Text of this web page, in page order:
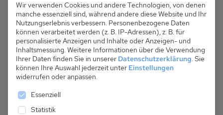
Wir verwenden Cookies und andere Technologien, von denen
manche essenziell sind, während andere diese Website und Ihr
Nutzungserlebnis verbessern. Personenbezogene Daten
können verarbeitet werden (z. B. IP-Adressen), z. B. für
personalisierte Anzeigen und Inhalte oder Anzeigen- und
Inhaltsmessung. Weitere Informationen über die Verwendung
Ihrer Daten finden Sie in unserer Datenschutzerklärung. Sie
können Ihre Auswahl jederzeit unter Einstellungen
widerrufen oder anpassen.
Es folgt eine Liste der Service-Gruppen, für die
Essenziell
Statistik